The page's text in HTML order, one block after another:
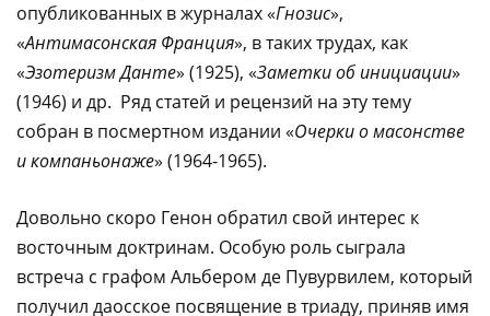
опубликованных в журналах «Гнозис»,
«Антимасонская Франция», в таких трудах, как
«Эзотеризм Данте» (1925), «Заметки об инициации»
(1946) и др. Ряд статей и рецензий на эту тему
собран в посмертном издании «Очерки о масонстве
и компаньонаже» (1964-1965).
Довольно скоро Генон обратил свой интерес к
восточным доктринам. Особую роль сыграла
встреча с графом Альбером де Пувурвилем, который
получил даосское посвящение в триаду, приняв имя